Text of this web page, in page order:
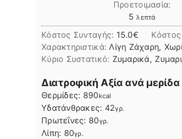
Προετοιμασία:
5λεπτά
λεπτά
Κόστος Συνταγής: 15.0€
Χαρακτηριστικά: Λίγη Ζάχαρη,
Kύριο Συστατικό: Ζυμαρικά,
Διατροφική Αξία ανά μερίδα
Θερμίδες: 890kcal
Υδατάνθρακες: 42γρ.
Πρωτεΐνες: 80γρ.
Λίπη
Λίπη: 80γρ.